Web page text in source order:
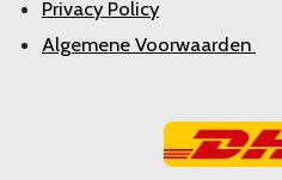
Privacy Policy
Algemene Voorwaarden